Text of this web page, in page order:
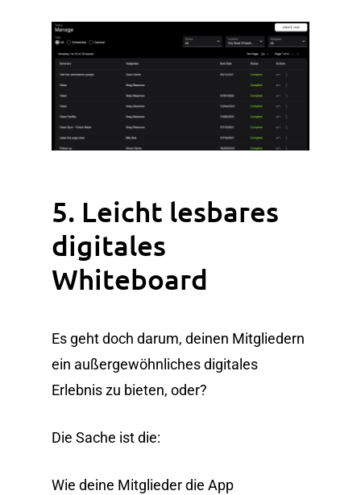
5. Leicht lesbares
digitales
Whiteboard
Es geht doch darum, deinen Mitgliedern
ein außergewöhnliches digitales
Erlebnis zu bieten, oder?
Die Sache ist die:
Wie deine Mitglieder die App